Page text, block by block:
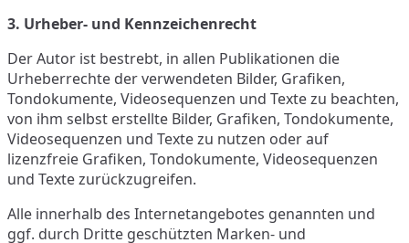
3. Urheber- und Kennzeichenrecht
Der Autor ist bestrebt, in allen Publikationen die
Urheberrechte der verwendeten Bilder, Grafiken,
Tondokumente, Videosequenzen und Texte zu beachten,
von ihm selbst erstellte Bilder, Grafiken, Tondokumente,
Videosequenzen und Texte zu nutzen oder auf
lizenzfreie Grafiken, Tondokumente, Videosequenzen
und Texte zurückzugreifen.
Alle innerhalb des Internetangebotes genannten und
ggf. durch Dritte geschützten Marken- und